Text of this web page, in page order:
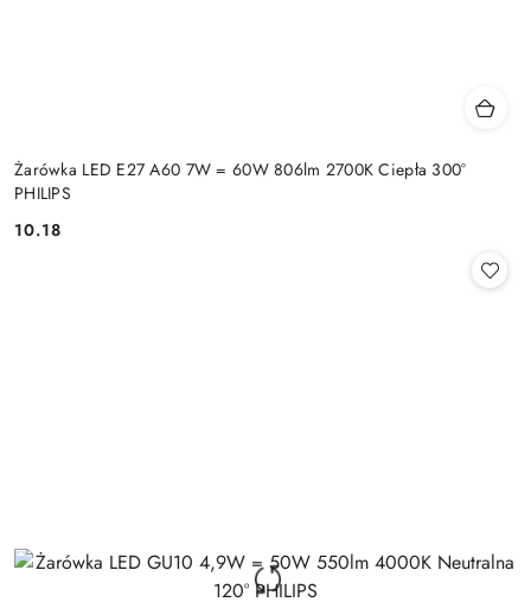
Żarówka LED E27 A60 7W = 60W 806lm 2700K Ciepła 300°
PHILIPS
Cena:
10.18